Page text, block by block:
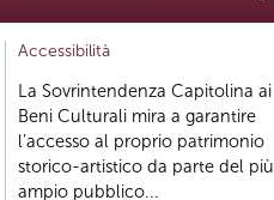
Accessibilità
La Sovrintendenza Capitolina ai
Beni Culturali mira a garantire
l’accesso al proprio patrimonio
storico-artistico da parte del più
ampio pubblico...